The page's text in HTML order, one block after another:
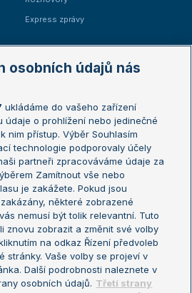
Express zprávy
Australian Open
French Open
Wimbledon
US Open
Turnaj mistrů
Turnaj mistryň
osobních údajů nás
ukládáme do vašeho zařízení
údaje o prohlížení nebo jedinečné
nim přístup. Výběr Souhlasím
technologie podporovaly účely
partneři zpracováváme údaje za
Zamítnout vše nebo
je zakážete. Pokud jsou
některé zobrazené
nemusí být tolik relevantní. Tuto
znovu zobrazit a změnit své volby
na odkaz Řízení předvoleb
stránky. Vaše volby se projeví v
Další podrobnosti naleznete v
osobních údajů. Třetí strany